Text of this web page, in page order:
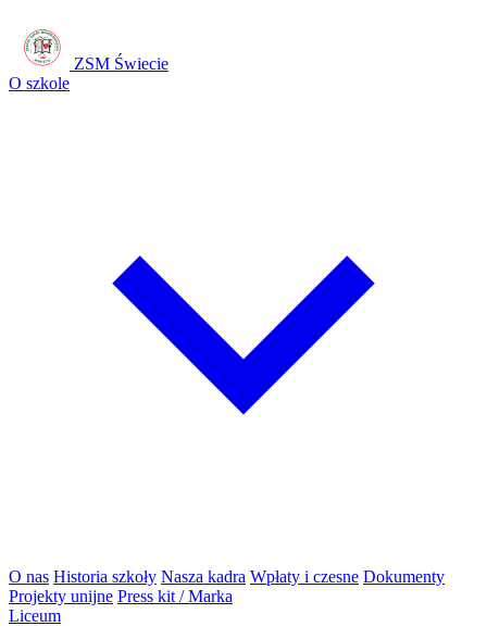
ZSM Świecie
O szkole
O nas Historia szkoły Nasza kadra Wpłaty i czesne Dokumenty
Projekty unijne Press kit / Marka
Liceum